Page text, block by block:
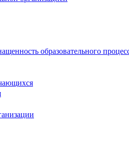
образовательного